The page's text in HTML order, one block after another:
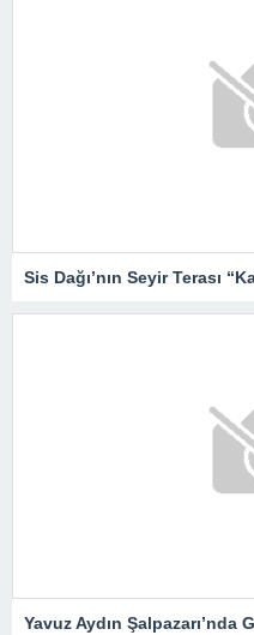
Sis Dağı’nın Seyir Terası
Yavuz Aydın Şalpazarı’nda